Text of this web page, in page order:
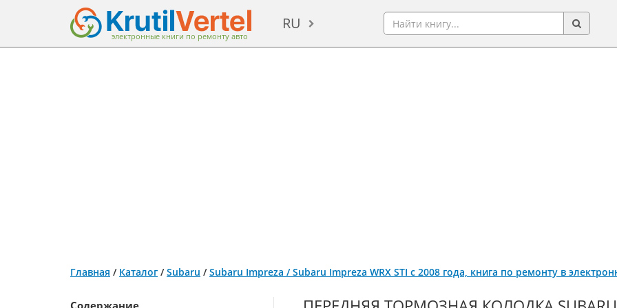
электронные книги по ремонту авто
RU
Главная / Каталог /Subaru /Subaru Impreza / Subaru Impreza WRX STI с 2008 года, книга по ремонту в
Содержание